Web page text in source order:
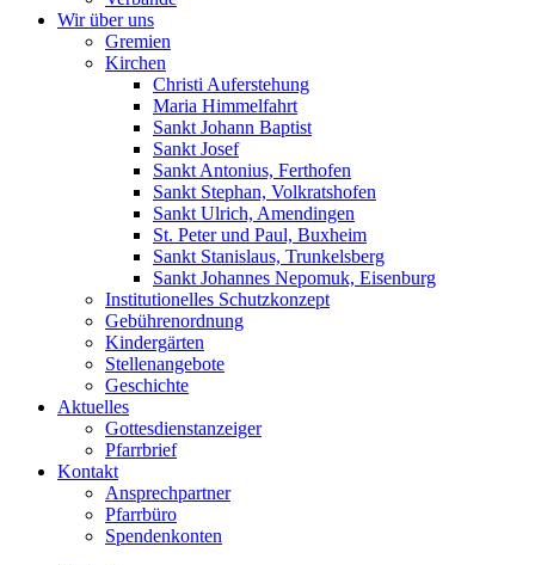
Wir über uns
Gremien
Kirchen
Christi Auferstehung
Maria Himmelfahrt
Sankt Johann Baptist
Sankt Josef
Sankt Antonius, Ferthofen
Sankt Stephan, Volkratshofen
Sankt Ulrich, Amendingen
St. Peter und Paul, Buxheim
Sankt Stanislaus, Trunkelsberg
Sankt Johannes Nepomuk, Eisenburg
Institutionelles Schutzkonzept
Gebührenordnung
Kindergärten
Stellenangebote
Geschichte
Aktuelles
Gottesdienstanzeiger
Pfarrbrief
Kontakt
Ansprechpartner
Pfarrbüro
Spendenkonten